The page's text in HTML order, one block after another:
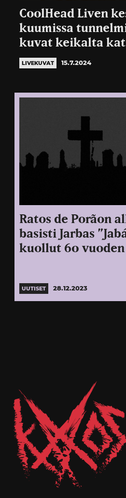
CoolHead Liven
kuumissa
kuvat keikalta
LIVEKUVAT 15.7.2024
Ratos de Porãon
basisti Jarbas
kuollut 60
UUTISET 28.12.2023